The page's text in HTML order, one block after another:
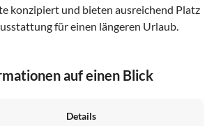
konzipiert und bieten ausreichend Platz
für einen längeren Urlaub.
auf einen Blick
Details